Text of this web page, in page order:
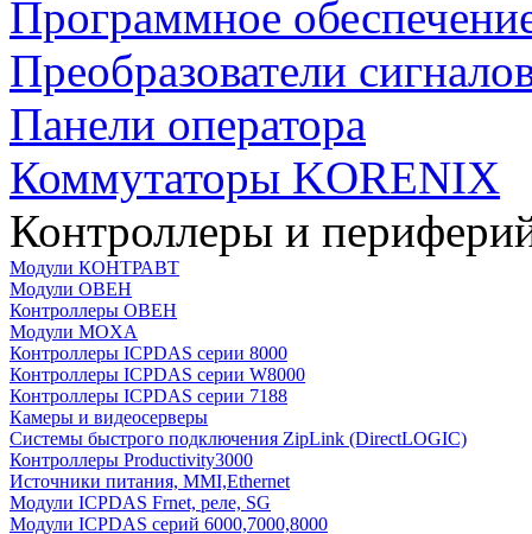
Программное
Преобразователи
Панели оператора
Коммутаторы KORENIX
Контроллеры и
Модули КОНТРАВТ
Модули ОВЕН
Контроллеры ОВЕН
Модули MOXA
Контроллеры ICPDAS серии 8000
Контроллеры ICPDAS серии W8000
Контроллеры ICPDAS серии 7188
Камеры и видеосерверы
Системы быстрого подключения ZipLink (DirectLOGIC)
Контроллеры Productivity3000
Источники питания, MMI,Ethernet
Модули ICPDAS Frnet, реле, SG
Модули ICPDAS серий 6000,7000,8000